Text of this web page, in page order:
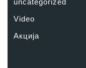
uncategorized
Video
Акција